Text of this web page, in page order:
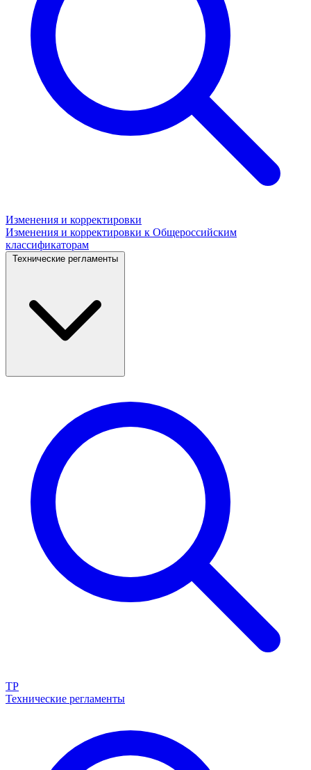
Изменения и корректировки
Изменения и корректировки к Общероссийским
классификаторам
Технические регламенты
ТР
Технические регламенты